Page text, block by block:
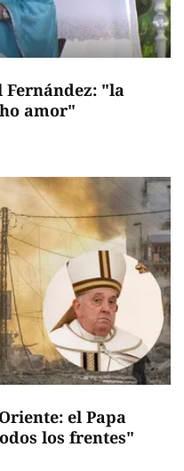
Fernández: "la
amor"
el Papa
los frentes"